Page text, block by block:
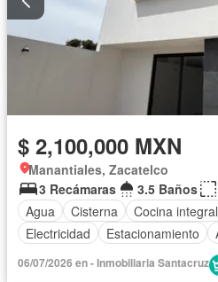
$ 2,100,000 MXN
Manantiales, Zacatelco
3 Recámaras
3.5 Baños
Agua
Cisterna Cocina integral
Electricidad
Estacionamiento
06/07/2026 en - Inmobiliaria Santacruz